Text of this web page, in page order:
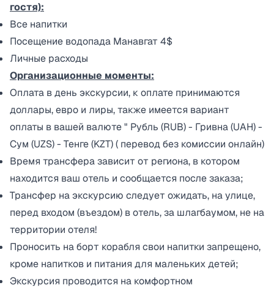
гостя):
Все напитки
Посещение водопада Манавгат 4$
Личные расходы
Организационные моменты:
Оплата в день экскурсии, к оплате принимаются
доллары, евро и лиры, также имеется вариант
оплаты в вашей валюте " Рубль (RUB) - Гривна (UAH) -
Сум (UZS) - Тенге (KZT) ( перевод без комиссии онлайн)
Время трансфера зависит от региона, в котором
находится ваш отель и сообщается после заказа;
Трансфер на экскурсию следует ожидать, на улице,
перед входом (въездом) в отель, за шлагбаумом, не на
территории отеля!
Проносить на борт корабля свои напитки запрещено,
кроме напитков и питания для маленьких детей;
Экскурсия проводится на комфортном